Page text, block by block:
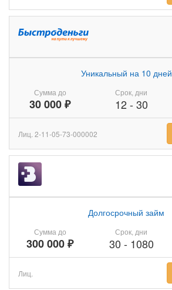
Сумма до
30 000 ₽
Уникальный на 10 дней
Срок, дни
12- 30
Лиц. 2-11-05-73-000002
Сумма до
300 000 ₽
Долгосрочный займ
Срок, дни
30 - 1080
Лиц.